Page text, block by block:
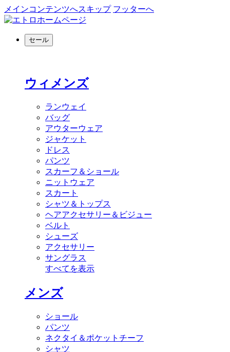
メインコンテンツへスキップ フッターへ
セール
ウィメンズ
ランウェイ
バッグ
アウターウェア
ジャケット
ドレス
パンツ
スカーフ＆ショール
ニットウェア
スカート
シャツ＆トップス
ヘアアクセサリー＆ビジュー
ベルト
シューズ
アクセサリー
サングラス
すべてを表示
メンズ
ショール
パンツ
ネクタイ＆ポケットチーフ
シャツ